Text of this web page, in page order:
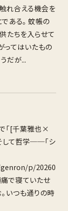
れ合える機会を
ある。 蚊帳の
たちを入らせて
ってはいたもの
だが...
「[千葉雅也×
て哲学──「シ
p/20260
痛で寝ていたせ
いつも通りの時